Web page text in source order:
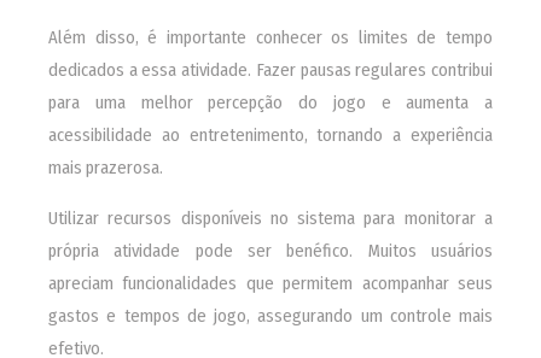
Além disso, é importante conhecer os limites de tempo
dedicados a essa atividade. Fazer pausas regulares contribui
para uma melhor percepção do jogo e aumenta a
acessibilidade ao entretenimento, tornando a experiência
mais prazerosa.
Utilizar recursos disponíveis no sistema para monitorar a
própria atividade pode ser benéfico. Muitos usuários
apreciam funcionalidades que permitem acompanhar seus
gastos e tempos de jogo, assegurando um controle mais
efetivo.